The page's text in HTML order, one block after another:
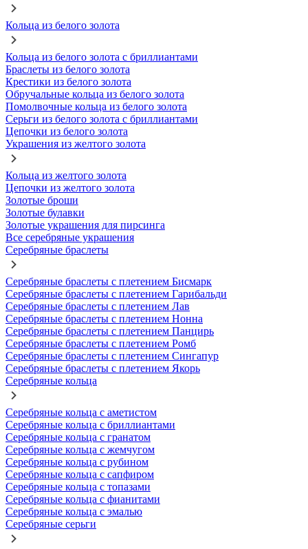
Кольца из белого золота
Кольца из белого золота с бриллиантами
Браслеты из белого золота
Крестики из белого золота
Обручальные кольца из белого золота
Помолвочные кольца из белого золота
Серьги из белого золота с бриллиантами
Цепочки из белого золота
Украшения из желтого золота
Кольца из желтого золота
Цепочки из желтого золота
Золотые броши
Золотые булавки
Золотые украшения для пирсинга
Все серебряные украшения
Серебряные браслеты
Серебряные браслеты с плетением Бисмарк
Серебряные браслеты с плетением Гарибальди
Серебряные браслеты с плетением Лав
Серебряные браслеты с плетением Нонна
Серебряные браслеты с плетением Панцирь
Серебряные браслеты с плетением Ромб
Серебряные браслеты с плетением Сингапур
Серебряные браслеты с плетением Якорь
Серебряные кольца
Серебряные кольца с аметистом
Серебряные кольца с бриллиантами
Серебряные кольца с гранатом
Серебряные кольца с жемчугом
Серебряные кольца с рубином
Серебряные кольца с сапфиром
Серебряные кольца с топазами
Серебряные кольца с фианитами
Серебряные кольца с эмалью
Серебряные серьги